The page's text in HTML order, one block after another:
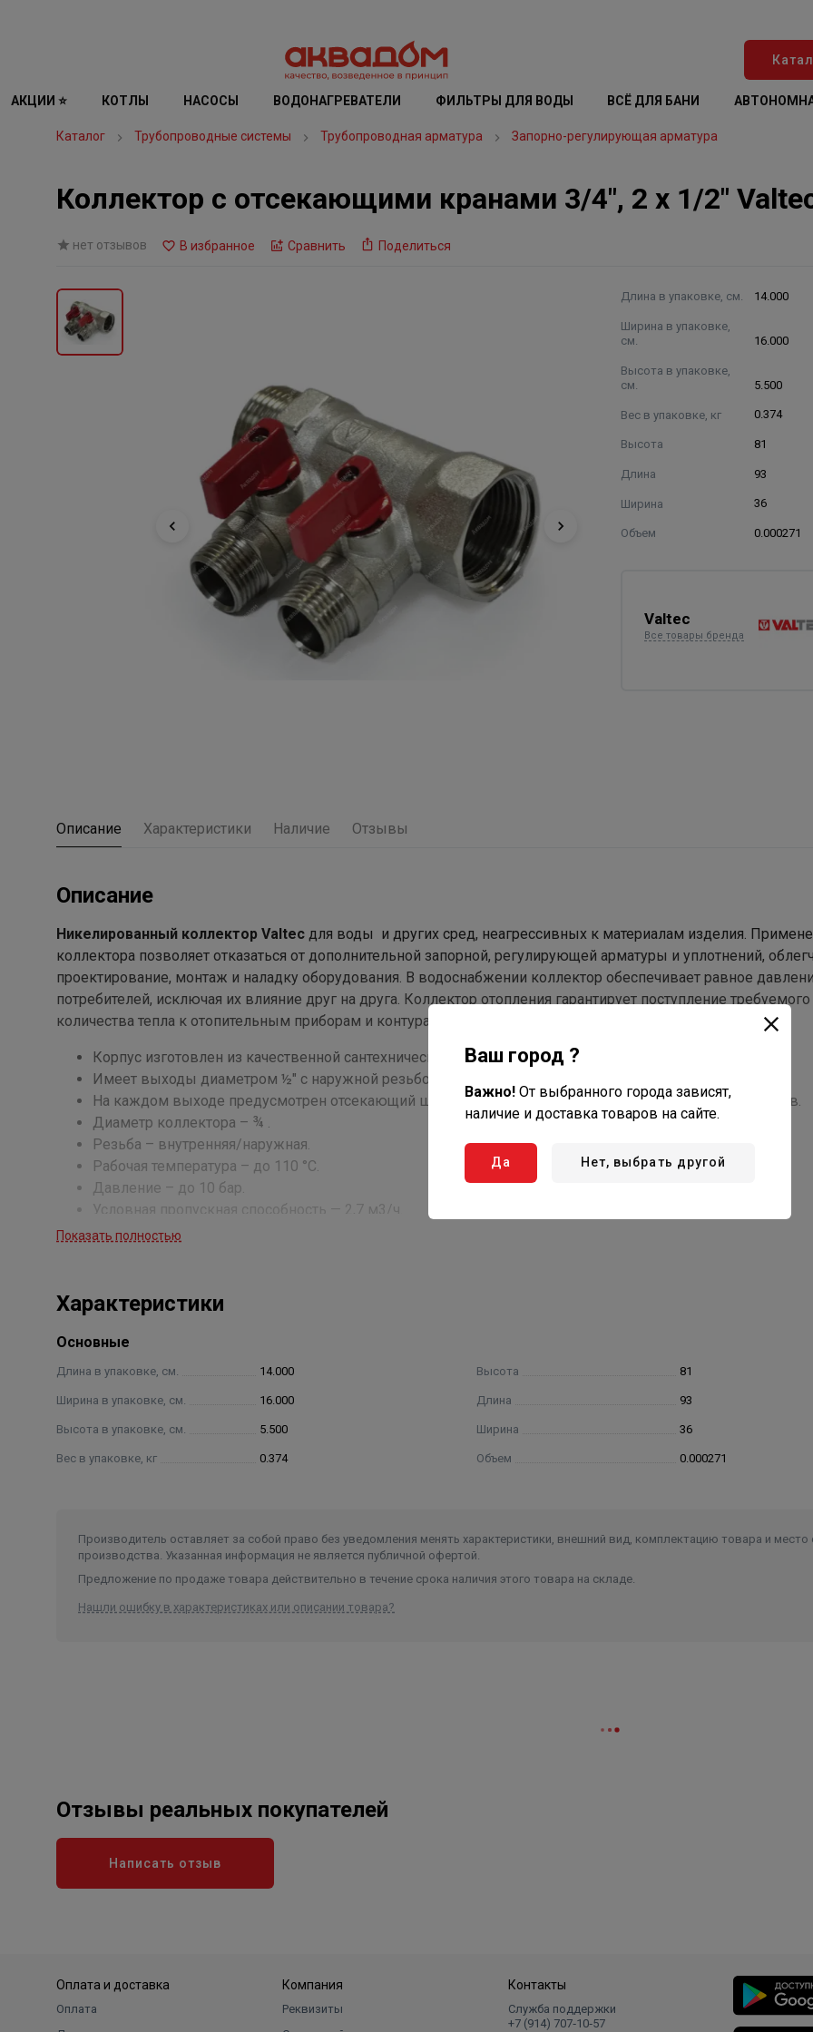
АКЦИИ ⭐ КОТЛЫ НАСОСЫ ВОДОНАГРЕВАТЕЛИ ФИЛЬТРЫ ДЛЯ ВОДЫ ВСЁ ДЛЯ БАНИ
Каталог Трубопроводные системы Трубопроводная арматура Запорно-регулирующая арматура
Коллектор с отсекающими кранами 3/4", 2 х 1/2"
нет отзывов В избранное Сравнить Поделиться
Длина в упаковке, см. 14.000
Ширина в упаковке,
см.
16.000
Высота в упаковке,
см.
5.500
Вес в упаковке, кг 0.374
Высота 81
Длина 93
Ширина 36
Объем 0.000271
Valtec
Все товары бренда
Описание Характеристики Наличие Отзывы
Описание
Никелированный коллектор Valtec для воды и других сред, неагрессивных к материалам изделия.
коллектора позволяет отказаться от дополнительной запорной, регулирующей арматуры и уплотнений,
проектирование, монтаж и наладку оборудования. В водоснабжении коллектор обеспечивает равное
потребителей, исключая их влияние друг на друга. Коллектор отопления гарантирует поступление требуемого
количества тепла к отопительным приборам и контурам теплого пола.
Корпус изготовлен из качественной сантехнической латуни марки CW617N.
Имеет выходы диаметром ½" с наружной резьбой.
На каждом выходе предусмотрен отсекающий шаровой кран с минимальным ресурсом 4 тыс. циклов.
Диаметр коллектора – ¾ .
Резьба – внутренняя/наружная.
Рабочая температура – до 110 °С.
Давление – до 10 бар.
Условная пропускная способность — 2,7 м3/ч.
Средний полный срок службы — 15 лет.
Показать полностью
Характеристики
Основные
Длина в упаковке, см. 14.000
Ширина в упаковке, см. 16.000
Высота в упаковке, см. 5.500
Вес в упаковке, кг 0.374
Высота 81
Длина 93
Ширина 36
Объем 0.000271
Производитель оставляет за собой право без уведомления менять характеристики, внешний вид, комплектацию товара и место
производства. Указанная информация не является публичной офертой.
Предложение по продаже товара действительно в течение срока наличия этого товара на складе.
Нашли ошибку в характеристиках или описании товара?
Отзывы реальных покупателей
Написать отзыв
Оплата и доставка
Оплата
Компания
Реквизиты
Контакты
Служба поддержки
+7 (914) 707‑10‑57
Ваш город ?
Важно! От выбранного города зависят,
наличие и доставка товаров на сайте.
Да Нет, выбрать другой